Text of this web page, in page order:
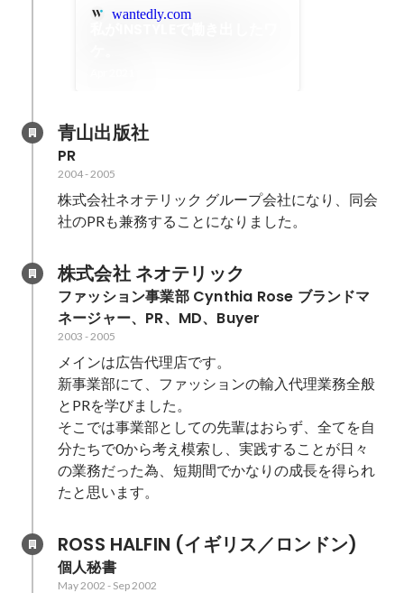
wantedly.com
青山出版社
PR
2004- 2005
株式会社ネオテリック グループ会社になり、同会
社のPRも兼務することになりました。
株式会社 ネオテリック
ファッション事業部 Cynthia Rose ブランドマ
ネージャー、PR、MD、Buyer
2003 - 2005
メインは広告代理店です。
新事業部にて、ファッションの輸入代理業務全般
とPRを学びました。
そこでは事業部としての先輩はおらず、全てを自
分たちで0から考え模索し、実践することが日々
の業務だった為、短期間でかなりの成長を得られ
たと思います。
ROSS HALFIN (イギリス／ロンドン)
個人秘書
May 2002 - Sep 2002